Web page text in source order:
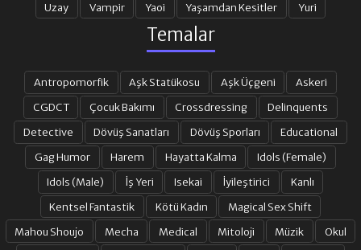
24. BÖLÜM
25. BÖLÜM FINAL
Uzay
Vampir Yaoi Yaşamdan Kesitler Yuri
Temalar
Antropomorfik Aşk Statükosu Aşk Üçgeni
Askeri
CGDCT
Çocuk Bakımı Crossdressing
Delinquents
Detective
Dövüş Sanatları Dövüş Sporları
Educational
Gag Humor
Harem Hayatta Kalma
Idols (Female)
Idols (Male)
İş Yeri Isekai İyileştirici
Kanlı
Kentsel Fantastik
Kötü Kadın
Magical Sex Shift
Mahou Shoujo
Mecha Medical Mitoloji Müzik
Okul